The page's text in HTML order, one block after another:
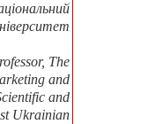
The
and
and
Ukrainian